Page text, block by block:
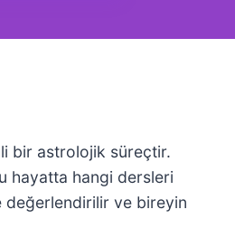
bir astrolojik süreçtir.
hayatta hangi dersleri
değerlendirilir ve bireyin